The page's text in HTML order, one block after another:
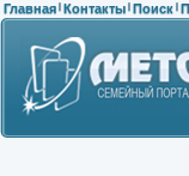
Главная | Контакты | Поиск |